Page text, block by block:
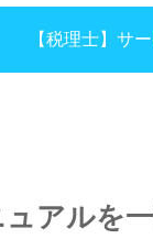
【税理士】サ
アルを